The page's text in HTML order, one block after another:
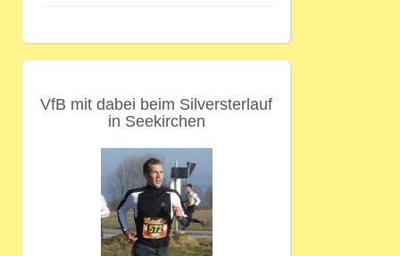
VfB mit dabei beim Silversterlauf
in Seekirchen